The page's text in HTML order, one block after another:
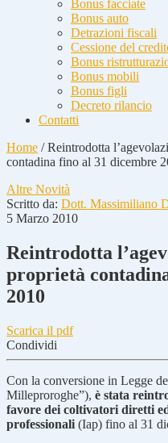
Bonus facciate
Bonus auto
Detrazioni fiscali
Cessione del
Bonus
Bonus mobili
Bonus figli
Decreto rilancio
Contatti
Home /Reintrodotta
contadina fino al 31 dicembre
Altre Novità
Scritto da: Dott. Massimiliano
5 Marzo 2010
Reintrodotta
proprietà
2010
Scarica il pdf
Condividi
Con la conversione in Legge
Milleproroghe”), è stata
favore dei coltivatori diretti
professionali (Iap) fino al 31